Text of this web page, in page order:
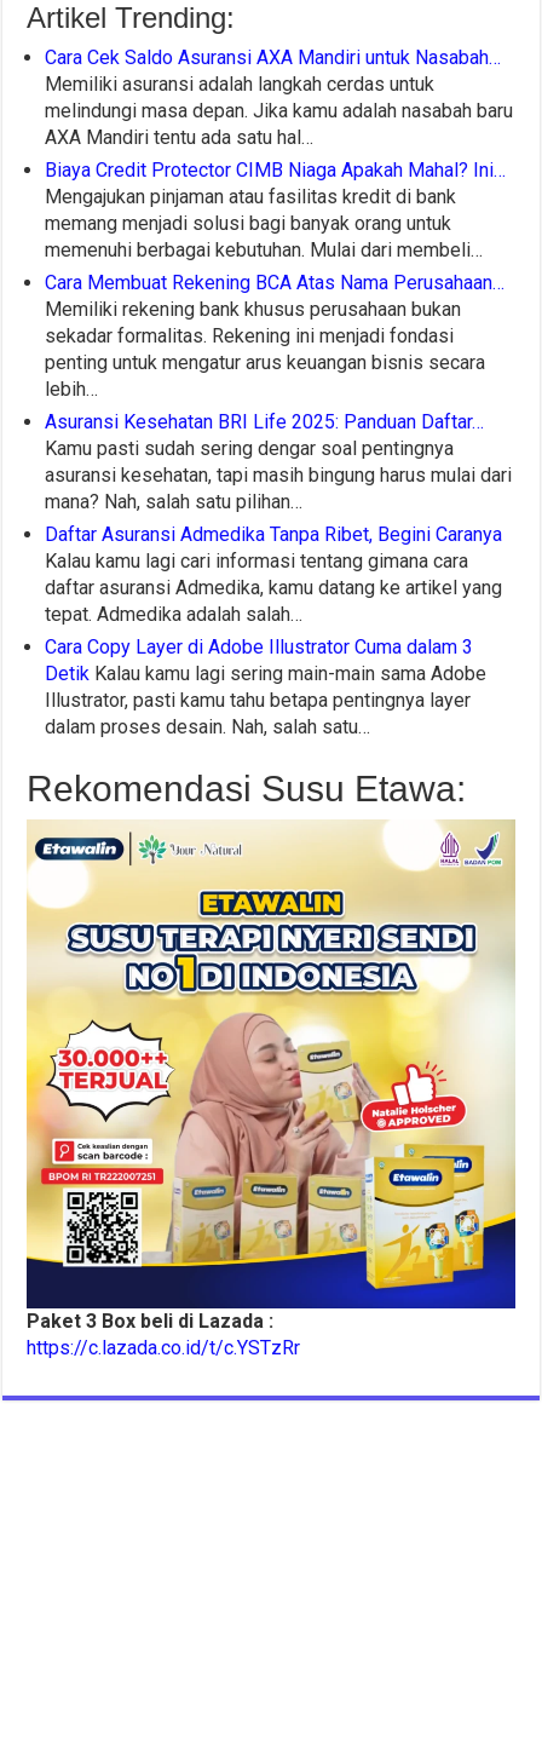
Artikel Trending:
Cara Cek Saldo Asuransi AXA Mandiri untuk Nasabah…
Memiliki asuransi adalah langkah cerdas untuk
melindungi masa depan. Jika kamu adalah nasabah baru
AXA Mandiri tentu ada satu hal…
Biaya Credit Protector CIMB Niaga Apakah Mahal? Ini…
Mengajukan pinjaman atau fasilitas kredit di bank
memang menjadi solusi bagi banyak orang untuk
memenuhi berbagai kebutuhan. Mulai dari membeli…
Cara Membuat Rekening BCA Atas Nama Perusahaan…
Memiliki rekening bank khusus perusahaan bukan
sekadar formalitas. Rekening ini menjadi fondasi
penting untuk mengatur arus keuangan bisnis secara
lebih…
Asuransi Kesehatan BRI Life 2025: Panduan Daftar…
Kamu pasti sudah sering dengar soal pentingnya
asuransi kesehatan, tapi masih bingung harus mulai dari
mana? Nah, salah satu pilihan…
Daftar Asuransi Admedika Tanpa Ribet, Begini Caranya
Kalau kamu lagi cari informasi tentang gimana cara
daftar asuransi Admedika, kamu datang ke artikel yang
tepat. Admedika adalah salah…
Cara Copy Layer di Adobe Illustrator Cuma dalam 3
Detik Kalau kamu lagi sering main-main sama Adobe
Illustrator, pasti kamu tahu betapa pentingnya layer
dalam proses desain. Nah, salah satu…
Rekomendasi Susu Etawa:
Paket 3 Box beli di Lazada :
https://c.lazada.co.id/t/c.YSTzRr